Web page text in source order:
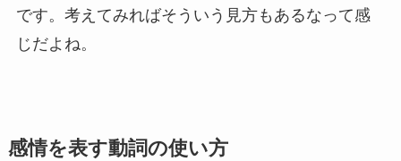
です。考えてみればそういう見方もあるなって感
じだよね。
感情を表す動詞の使い方